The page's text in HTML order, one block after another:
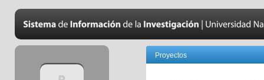
Proyectos